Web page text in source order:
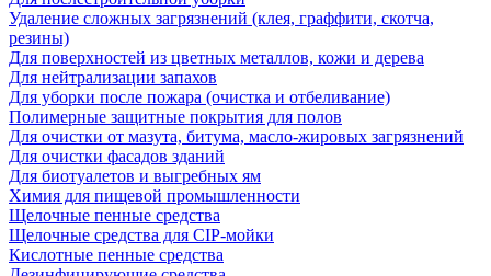
Удаление сложных загрязнений (клея, граффити, скотча,
резины)
Для поверхностей из цветных металлов, кожи и дерева
Для нейтрализации запахов
Для уборки после пожара (очистка и отбеливание)
Полимерные защитные покрытия для полов
Для очистки от мазута, битума, масло-жировых загрязнений
Для очистки фасадов зданий
Для биотуалетов и выгребных ям
Химия для пищевой промышленности
Щелочные пенные средства
Щелочные средства для CIP-мойки
Кислотные пенные средства